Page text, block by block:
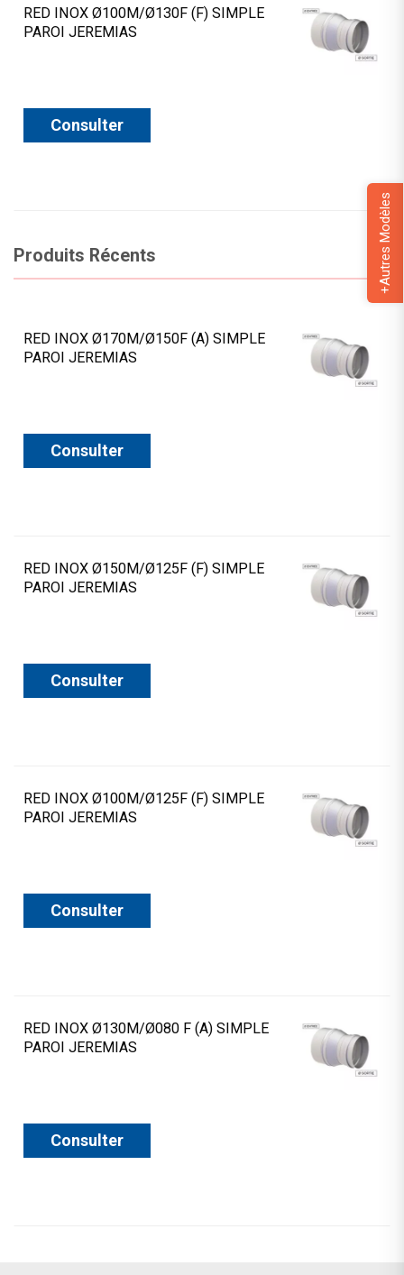
+Autres Modèles
RED INOX Ø100M/Ø130F (F) SIMPLE
PAROI JEREMIAS
Consulter
Produits Récents
RED INOX Ø170M/Ø150F (A) SIMPLE
PAROI JEREMIAS
Consulter
RED INOX Ø150M/Ø125F (F) SIMPLE
PAROI JEREMIAS
Consulter
RED INOX Ø100M/Ø125F (F) SIMPLE
PAROI JEREMIAS
Consulter
RED INOX Ø130M/Ø080 F (A) SIMPLE
PAROI JEREMIAS
Consulter